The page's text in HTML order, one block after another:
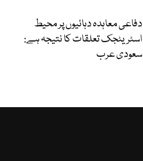
دفاعی معاہدہ دہائیوں پر محیط
اسٹریٹجک تعلقات کا نتیجہ ہے:
سعودی عرب